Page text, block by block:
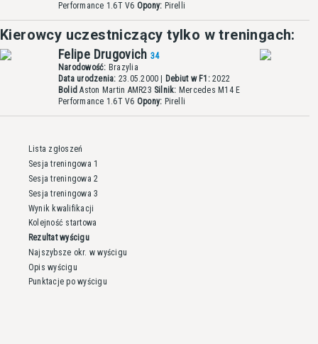
Performance 1.6T V6 Opony: Pirelli
Kierowcy uczestniczący tylko w treningach:
Felipe Drugovich34
Narodowość: Brazylia
Data urodzenia: 23.05.2000 | Debiut w F1:2022
Bolid Aston Martin AMR23 Silnik: Mercedes M14 E
Performance 1.6T V6 Opony: Pirelli
Lista zgłoszeń
Sesja treningowa 1
Sesja treningowa 2
Sesja treningowa 3
Wynik kwalifikacji
Kolejność startowa
Rezultat wyścigu
Najszybsze okr. w wyścigu
Opis wyścigu
Punktacje po wyścigu